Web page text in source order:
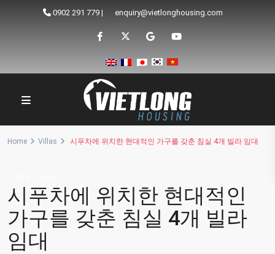
0902 291 779 | enquiry@vietlonghousing.com
Home Villas 시푸차에 위치한 현대적인 가구를 갖춘 침실 4개 빌라 임대
시푸차에 위치한 현대적인
가구를 갖춘 침실 4개 빌라
임대